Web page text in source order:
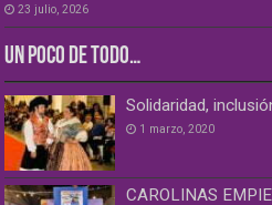
23 julio, 2026
UN POCO DE TODO…
Solidaridad,
1 marzo, 2020
CAROLINAS